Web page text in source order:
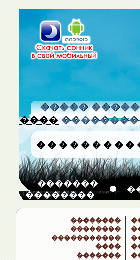
�����
����
� � � � � � � � �
�������
��������
��������
��������
�����������
����
�������